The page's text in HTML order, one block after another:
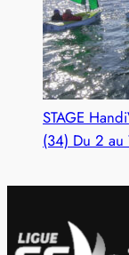
STAGE
(34) Du 2